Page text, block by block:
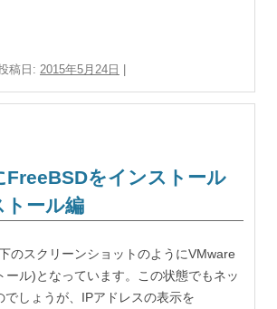
稿日: 2015年5月24日
をインストール
ール編
のスクリーンショットのようにVMware
ル)となっています。この状態でもネッ
でしょうが、IPアドレスの表示を